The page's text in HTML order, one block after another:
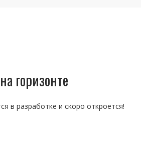
горизонте
в разработке и скоро откроется!